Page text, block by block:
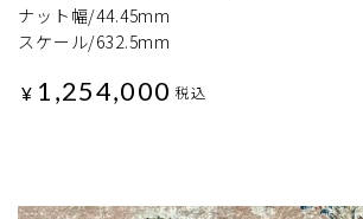
ナット幅/44.45mm
スケール/632.5mm
¥ 1,254,000 税込